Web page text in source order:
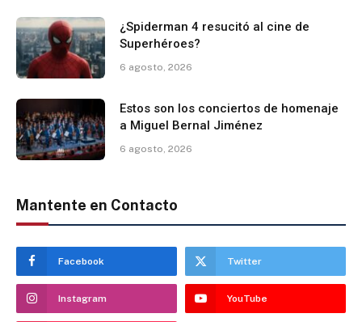
¿Spiderman 4 resucitó al cine de
Superhéroes?
6 agosto, 2026
Estos son los conciertos de homenaje
a Miguel Bernal Jiménez
6 agosto, 2026
Mantente en Contacto
Facebook Twitter
Instagram YouTube